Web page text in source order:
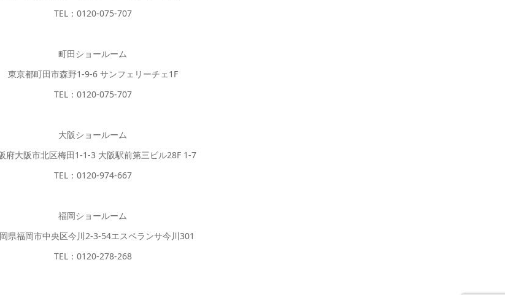
TEL：0120-075-707
町田ショールーム
東京都町田市森野1-9-6 サンフェリーチェ1F
TEL：0120-075-707
大阪ショールーム
府大阪市北区梅田1-1-3 大阪駅前第三ビル28F 1-7
TEL：0120-974-667
福岡ショールーム
県福岡市中央区今川2-3-54エスペランサ今川301
TEL：0120-278-268